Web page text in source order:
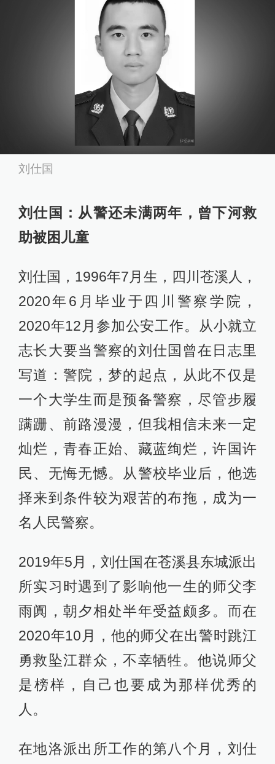
刘仕国
刘仕国：从警还未满两年，曾下河救
助被困儿童
刘仕国，1996年7月生，四川苍溪人，
2020年6月毕业于四川警察学院，
2020年12月参加公安工作。从小就立
志长大要当警察的刘仕国曾在日志里
写道：警院，梦的起点，从此不仅是
一个大学生而是预备警察，尽管步履
蹒跚、前路漫漫，但我相信未来一定
灿烂，青春正始、藏蓝绚烂，许国许
民、无悔无憾。从警校毕业后，他选
择来到条件较为艰苦的布拖，成为一
名人民警察。
2019年5月，刘仕国在苍溪县东城派出
所实习时遇到了影响他一生的师父李
雨阗，朝夕相处半年受益颇多。而在
2020年10月，他的师父在出警时跳江
勇救坠江群众，不幸牺牲。他说师父
是榜样，自己也要成为那样优秀的
人。
在地洛派出所工作的第八个月，刘仕